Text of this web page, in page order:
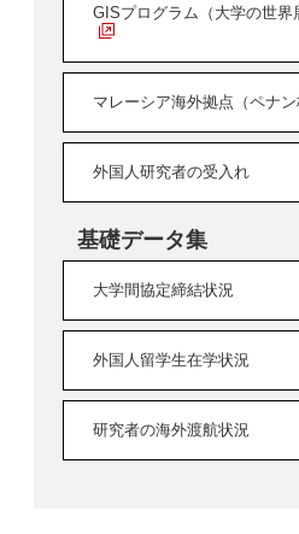
GISプログラム（大学の世界
マレーシア海外拠点（ペナン
外国人研究者の受入れ
基礎データ集
大学間協定締結状況
外国人留学生在学状況
研究者の海外渡航状況